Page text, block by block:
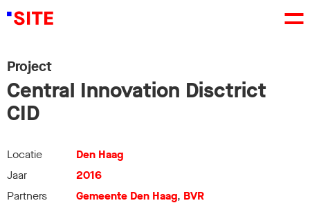
Project
Central Innovation Disctrict
CID
Locatie
Den Haag
Jaar
2016
Partners
Gemeente Den Haag, BVR